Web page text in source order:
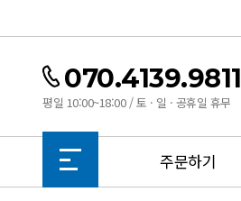
070.4139.9811
평일 10:00~18:00 / 토 · 일 · 공휴일 휴무
주문하기